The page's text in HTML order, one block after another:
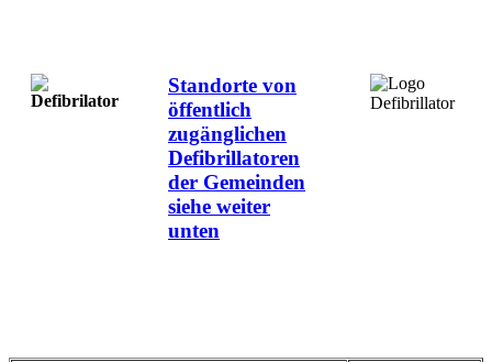
Standorte von
öffentlich
zugänglichen
Defibrillatoren
der Gemeinden
siehe weiter
unten